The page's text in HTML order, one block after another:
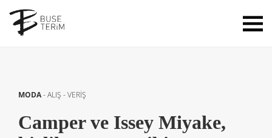
MODA-ALIŞ - VERİŞ
Camper ve Issey Miyake,